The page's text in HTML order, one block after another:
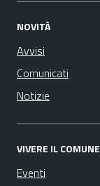
NOVITÀ
Avvisi
Comunicati
Notizie
VIVERE IL COMUNE
Eventi